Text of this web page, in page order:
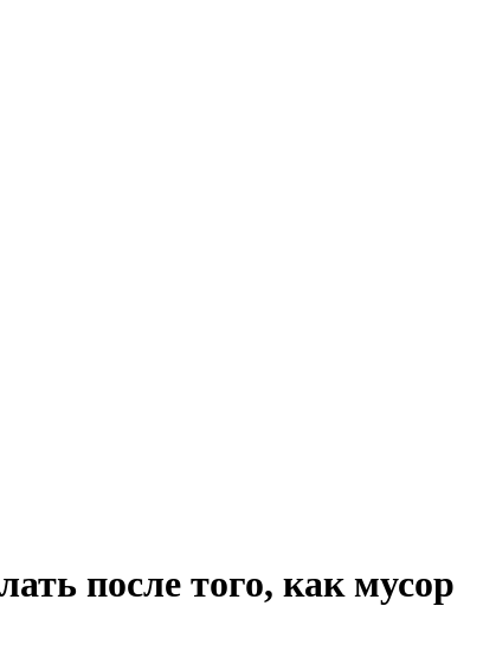
после того, как мусор